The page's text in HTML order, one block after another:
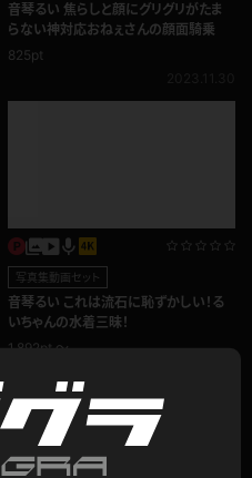
音琴るい 焦らしと顔にグリグリがたま
らない神対応おねぇさんの顔面騎乗
825pt
写真集動画セット
音琴るい これは流石に恥ずかしい！る
いちゃんの水着三昧！
1,892pt ～